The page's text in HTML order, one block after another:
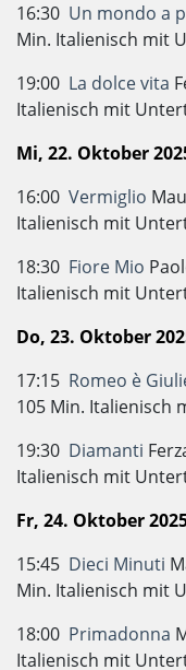
16:30 Un mondo a
Min. Italienisch mit
19:00 La dolce vita
Italienisch mit
Mi, 22. Oktober
16:00 Vermiglio
Italienisch mit
18:30 Fiore Mio
Italienisch mit
Do, 23. Oktober
17:15 Romeo è
105 Min. Italienisch
19:30 Diamanti
Italienisch mit
Fr, 24. Oktober
15:45 Dieci Minuti
Min. Italienisch mit
18:00 Primadonna
Italienisch mit